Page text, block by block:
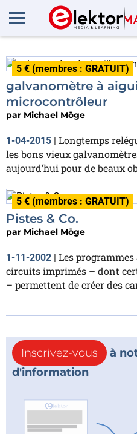
Michael
5 € (membres : GRATUIT)
galvanomètre à
microcontrôleur
par Michael Möge
1-04-2015 | Longtemps
les bons vieux
aujourd’hui pour de beaux
5 € (membres : GRATUIT)
Pistes & Co.
par Michael Möge
1-11-2002 | Les
circuits imprimés – dont
– permettent de créer des
Inscrivez-vous
à
d'information